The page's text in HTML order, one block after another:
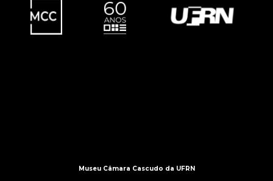
Museu Câmara Cascudo da UFRN